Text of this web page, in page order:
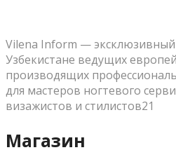
Vilena Inform —
Узбекистане ведущих
производящих
для мастеров ногтевого
визажистов и стилистов21
Магазин